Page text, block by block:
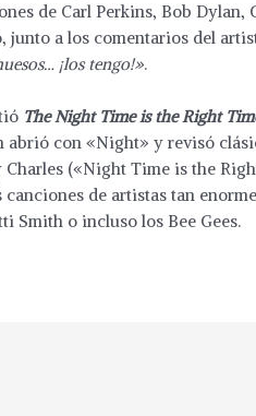
de Carl Perkins, Bob Dylan,
junto a los comentarios del
¡los tengo!».
The Night Time is the Right
abrió con «Night» y revisó
(«Night Time is the
de artistas tan
Smith o incluso los Bee Gees.